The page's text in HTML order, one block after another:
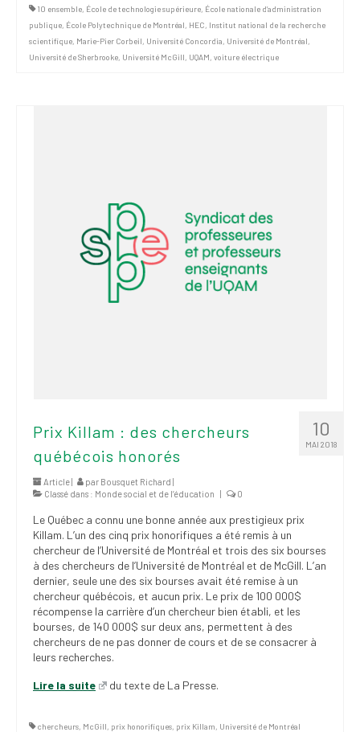
SCCUQ info
SCCUQ intervention
10 ensemble, École de technologie supérieure, École nationale d’administration
publique, École Polytechnique de Montréal, HEC, Institut national de la recherche
scientifique, Marie-Pier Corbeil, Université Concordia, Université de Montréal,
Université de Sherbrooke, Université McGill, UQAM, voiture électrique
10
MAI 2018
Prix Killam : des chercheurs
québécois honorés
Article | par Bousquet Richard |
Classé dans : Monde social et de l’éducation | 0
Le Québec a connu une bonne année aux prestigieux prix
Killam. L’un des cinq prix honorifiques a été remis à un
chercheur de l’Université de Montréal et trois des six bourses
à des chercheurs de l’Université de Montréal et de McGill. L’an
dernier, seule une des six bourses avait été remise à un
chercheur québécois, et aucun prix. Le prix de 100 000$
récompense la carrière d’un chercheur bien établi, et les
bourses, de 140 000$ sur deux ans, permettent à des
chercheurs de ne pas donner de cours et de se consacrer à
leurs recherches.
Lire la suite du texte de La Presse.
chercheurs, McGill, prix honorifiques, prix Killam, Université de Montréal